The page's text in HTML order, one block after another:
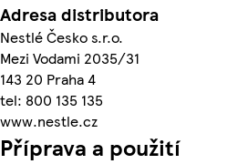
Adresa distributora
Nestlé Česko s.r.o.
Mezi Vodami 2035/31
143 20 Praha 4
tel: 800 135 135
www.nestle.cz
Příprava a použití